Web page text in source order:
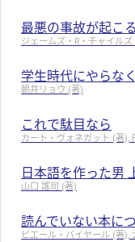
最悪の事故が起こ
ジェームズ・R・チャイル
学生時代にやらな
朝井リョウ (著)
これで駄目なら
カート・ヴォネガット (著),
日本語を作った男
山口 謠司 (著)
読んでいない本に
ピエール・バイヤール (著),